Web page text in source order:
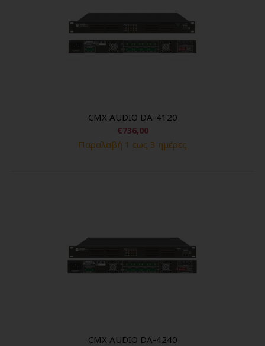
CMX AUDIO DA-4120
€736,00
Παραλαβή 1 εως 3 ημέρες
CMX AUDIO DA-4240